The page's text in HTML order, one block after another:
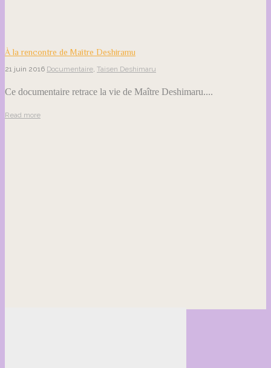
À la rencontre de Maître Deshiramu
21 juin 2016 Documentaire, Taisen Deshimaru
Ce documentaire retrace la vie de Maître Deshimaru....
Read more